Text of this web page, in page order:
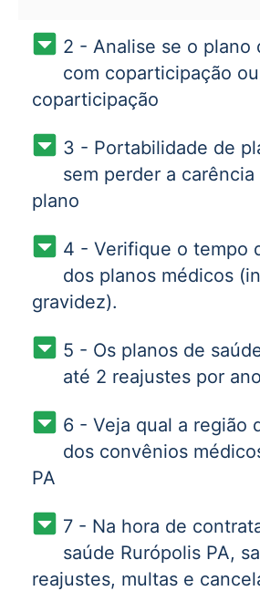
2 - Analise se o plano
com coparticipação
coparticipação
3 - Portabilidade de
sem perder a
plano
4 - Verifique o tempo
dos planos médicos
gravidez).
5 - Os planos de
até 2 reajustes por ano
6 - Veja qual a região
dos convênios
PA
7 - Na hora de
saúde Rurópolis PA,
reajustes, multas e